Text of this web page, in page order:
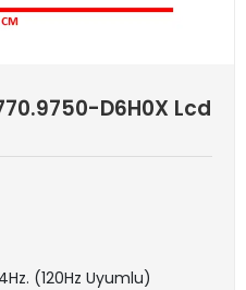
D6H0X Lcd
(120Hz Uyumlu)